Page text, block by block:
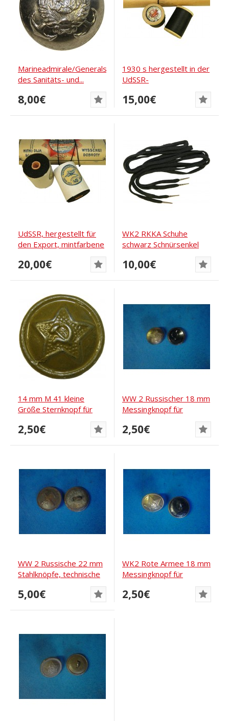
Marineadmirale/Generalsekretäre
des Sanitäts- und...
8,00€
1930 s hergestellt in der
UdSSR-
LeningradTextilgarn für...
15,00€
UdSSR, hergestellt für
den Export, mintfarbene
20,00€
WK2 RKKA Schuhe
schwarz Schnürsenkel
10,00€
14 mm M 41 kleine
Größe Sternknopf für
2,50€
WW 2 Russischer 18 mm
Messingknopf für
2,50€
WW 2 Russische 22 mm
Stahlknöpfe, technische
5,00€
WK2 Rote Armee 18 mm
Messingknopf für
Schulterklappen aus...
2,50€